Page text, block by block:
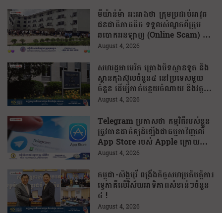
មីយ៉ាន់ម៉ា អះអាងថា ក្រុមប្រដាប់អាវុធ
ជនជាតិភាគតិច ទទួលសំណូកពីក្រុម
ឆបោកអនឡាញ (Online Scam) ជា
ថ្នូរនឹងការជួយរត់ចូលប្រទេសថៃ!
August 4, 2026
សហរដ្ឋអាមេរិក គ្រោងបិទស្ថានទូត និង
ស្ថានកុងស៊ុលចំនួន៥ នៅប្រទេសមួយ
ចំនួន ដើម្បីកាត់បន្ថយចំណាយ និងវត្ត
មានការទូតដែលគ្មានប្រសិទ្ធភាព
August 4, 2026
Telegram ប្រកាសថា កម្មវិធីរបស់ខ្លួន
ត្រូវបានដាក់ឲ្យដំឡើងជាធម្មតាវិញលើ
App Store របស់ Apple ក្រោយបាត់
ខ្លួនដោយគ្មានការបញ្ជាក់ពីមូលហេតុ
August 4, 2026
កម្ពុជា-សិង្ហបុរី ពង្រឹងកិច្ចសហប្រតិបត្តិការ
ទ្វេភាគីលើវិស័យអាទិភាពសំខាន់ៗចំនួន
៤ !
August 4, 2026